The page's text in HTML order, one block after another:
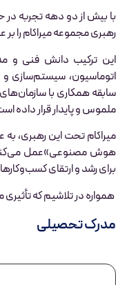
با بیش از دو دهه تجربه در
رهبری مجموعه میراکام را بر
این ترکیب دانش فنی و
اتوماسیون، سیستم‌سازی
سابقه همکاری با
ملموس و پایدار قرار داده
میراکام تحت این رهبری،
هوش مصنوعی»عمل می‌کند و
برای رشد و ارتقای
همواره در تلاشیم که
مدرک تحصیلی